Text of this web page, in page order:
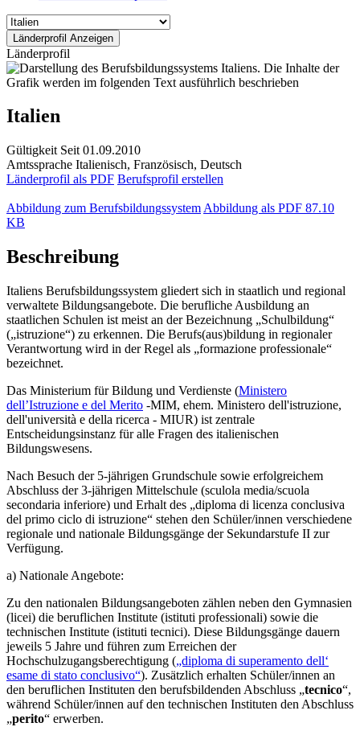
Länderprofil
Italien
Gültigkeit Seit 01.09.2010
Amtssprache Italienisch, Französisch, Deutsch
Länderprofil als PDF Berufsprofil erstellen
Abbildung zum Berufsbildungssystem Abbildung als PDF 87.10
KB
Beschreibung
Italiens Berufsbildungssystem gliedert sich in staatlich und regional
verwaltete Bildungsangebote. Die berufliche Ausbildung an
staatlichen Schulen ist meist an der Bezeichnung „Schulbildung“
(„istruzione“) zu erkennen. Die Berufs(aus)bildung in regionaler
Verantwortung wird in der Regel als „formazione professionale“
bezeichnet.
Das Ministerium für Bildung und Verdienste (Ministero
dell’Istruzione e del Merito -MIM, ehem. Ministero dell'istruzione,
dell'università e della ricerca - MIUR) ist zentrale
Entscheidungsinstanz für alle Fragen des italienischen
Bildungswesens.
Nach Besuch der 5-jährigen Grundschule sowie erfolgreichem
Abschluss der 3-jährigen Mittelschule (sculola media/scuola
secondaria inferiore) und Erhalt des „diploma di licenza conclusiva
del primo ciclo di istruzione“ stehen den Schüler/innen verschiedene
regionale und nationale Bildungsgänge der Sekundarstufe II zur
Verfügung.
a) Nationale Angebote:
Zu den nationalen Bildungsangeboten zählen neben den Gymnasien
(licei) die beruflichen Institute (istituti professionali) sowie die
technischen Institute (istituti tecnici). Diese Bildungsgänge dauern
jeweils 5 Jahre und führen zum Erreichen der
Hochschulzugangsberechtigung („diploma di superamento dell‘
esame di stato conclusivo“). Zusätzlich erhalten Schüler/innen an
den beruflichen Instituten den berufsbildenden Abschluss „tecnico“,
während Schüler/innen auf den technischen Instituten den Abschluss
„perito“ erwerben.